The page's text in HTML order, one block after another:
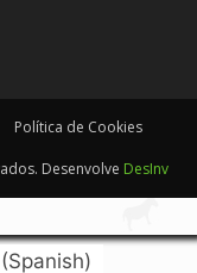
Política de Cookies
Desenvolve DesInv
(Spanish)